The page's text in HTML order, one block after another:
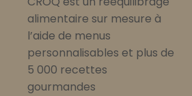
alimentaire sur mesure à
l’aide de menus
personnalisables et plus de
5 000 recettes
gourmandes